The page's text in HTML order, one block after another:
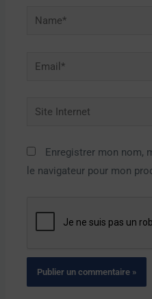
Name*
Email*
Site
Enregistrer mon nom,
le navigateur pour mon